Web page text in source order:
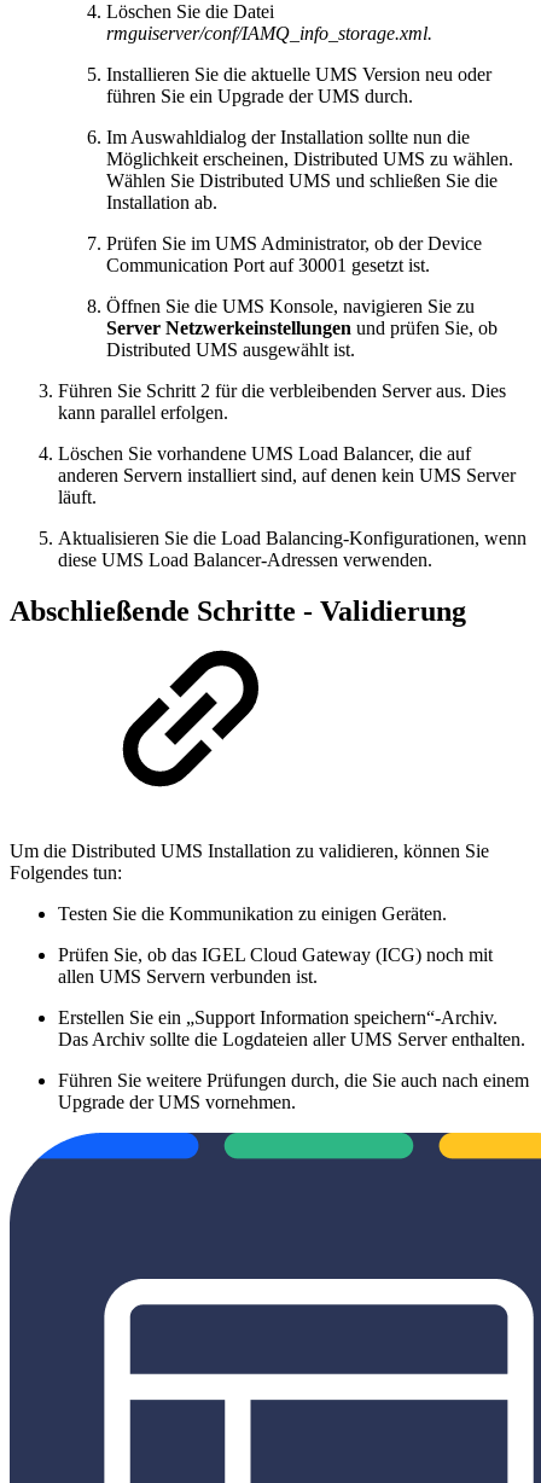
Löschen Sie die Datei
rmguiserver/conf/IAMQ_info_storage.xml.
Installieren Sie die aktuelle UMS Version neu oder
führen Sie ein Upgrade der UMS durch.
Im Auswahldialog der Installation sollte nun die
Möglichkeit erscheinen, Distributed UMS zu wählen.
Wählen Sie Distributed UMS und schließen Sie die
Installation ab.
Prüfen Sie im UMS Administrator, ob der Device
Communication Port auf 30001 gesetzt ist.
Öffnen Sie die UMS Konsole, navigieren Sie zu
Server Netzwerkeinstellungen und prüfen Sie, ob
Distributed UMS ausgewählt ist.
Führen Sie Schritt 2 für die verbleibenden Server aus. Dies
kann parallel erfolgen.
Löschen Sie vorhandene UMS Load Balancer, die auf
anderen Servern installiert sind, auf denen kein UMS Server
läuft.
Aktualisieren Sie die Load Balancing-Konfigurationen, wenn
diese UMS Load Balancer-Adressen verwenden.
Abschließende Schritte - Validierung
Um die Distributed UMS Installation zu validieren, können Sie
Folgendes tun:
Testen Sie die Kommunikation zu einigen Geräten.
Prüfen Sie, ob das IGEL Cloud Gateway (ICG) noch mit
allen UMS Servern verbunden ist.
Erstellen Sie ein „Support Information speichern“-Archiv.
Das Archiv sollte die Logdateien aller UMS Server enthalten.
Führen Sie weitere Prüfungen durch, die Sie auch nach einem
Upgrade der UMS vornehmen.